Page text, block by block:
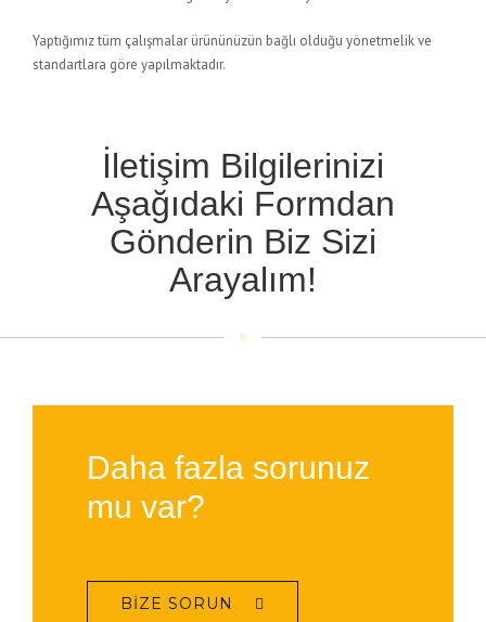
Yaptığımız tüm çalışmalar ürününüzün bağlı olduğu yönetmelik ve
standartlara göre yapılmaktadır.
İletişim Bilgilerinizi
Aşağıdaki Formdan
Gönderin Biz Sizi
Arayalım!
Daha fazla sorunuz
mu var?
BIZE SORUN